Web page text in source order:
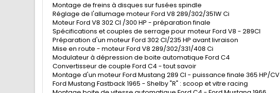
Montage de freins à disques sur fusées spindle
Réglage de l'allumage moteur Ford V8 289/302/351W Ci
Moteur Ford V8 302 CI /300 HP - préparation finale
Spécifications et couples de serrage pour moteur Ford V8 - 289CI
Préparation d'un moteur Ford 302 CI/235 HP avant livraison
Mise en route - moteur Ford V8 289/302/331/408 Ci
Modulateur à dépression de boite automatique Ford C4
Convertisseur de couple Ford C4 - tout savoir
Montage d'un moteur Ford Mustang 289 CI - puissance finale 365 HP/CV
Ford Mustang Fastback 1965 - Shelby "R" : scoop et vitre racing